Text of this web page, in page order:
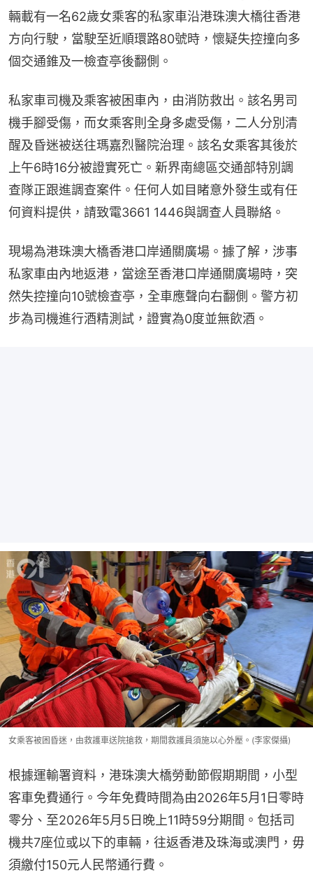
輛載有一名62歲女乘客的私家車沿港珠澳大橋往香港
方向行駛，當駛至近順環路80號時，懷疑失控撞向多
個交通錐及一檢查亭後翻側。
私家車司機及乘客被困車內，由消防救出。該名男司
機手腳受傷，而女乘客則全身多處受傷，二人分別清
醒及昏迷被送往瑪嘉烈醫院治理。該名女乘客其後於
上午6時16分被證實死亡。新界南總區交通部特別調
查隊正跟進調查案件。任何人如目睹意外發生或有任
何資料提供，請致電3661 1446與調查人員聯絡。
現場為港珠澳大橋香港口岸通關廣場。據了解，涉事
私家車由內地返港，當途至香港口岸通關廣場時，突
然失控撞向10號檢查亭，全車應聲向右翻側。警方初
步為司機進行酒精測試，證實為0度並無飲酒。
女乘客被困昏迷，由救護車送院搶救，期間救護員須施以心外壓。(李家傑攝)
根據運輸署資料，港珠澳大橋勞動節假期期間，小型
客車免費通行。今年免費時間為由2026年5月1日零時
零分、至2026年5月5日晚上11時59分期間。包括司
機共7座位或以下的車輛，往返香港及珠海或澳門，毋
須繳付150元人民幣通行費。